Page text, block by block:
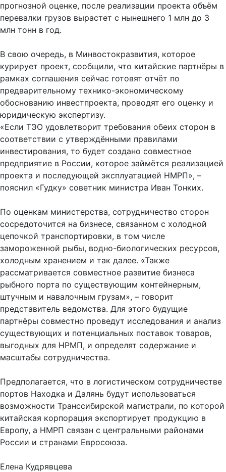
прогнозной оценке, после реализации проекта объём
перевалки грузов вырастет с нынешнего 1 млн до 3
млн тонн в год.
В свою очередь, в Минвостокразвития, которое
курирует проект, сообщили, что китайские партнёры в
рамках соглашения сейчас готовят отчёт по
предварительному технико-экономическому
обоснованию инвестпроекта, проводят его оценку и
юридическую экспертизу.
«Если ТЭО удовлетворит требования обеих сторон в
соответствии с утверждёнными правилами
инвестирования, то будет создано совместное
предприятие в России, которое займётся реализацией
проекта и последующей эксплуатацией НМРП», –
пояснил «Гудку» советник министра Иван Тонких.
По оценкам министерства, сотрудничество сторон
сосредоточится на бизнесе, связанном с холодной
цепочкой транспортировки, в том числе
замороженной рыбы, водно-биологических ресурсов,
холодным хранением и так далее. «Также
рассматривается совместное развитие бизнеса
рыбного порта по существующим контейнерным,
штучным и навалочным грузам», – говорит
представитель ведомства. Для этого будущие
партнёры совместно проведут исследования и анализ
существующих и потенциальных поставок товаров,
выгодных для НРМП, и определят содержание и
масштабы сотрудничества.
Предполагается, что в логистическом сотрудничестве
портов Находка и Далянь будут использоваться
возможности Транссибирской магистрали, по которой
китайская корпорация экспортирует продукцию в
Европу, а НМРП связан с центральными районами
России и странами Евросоюза.
Елена Кудрявцева